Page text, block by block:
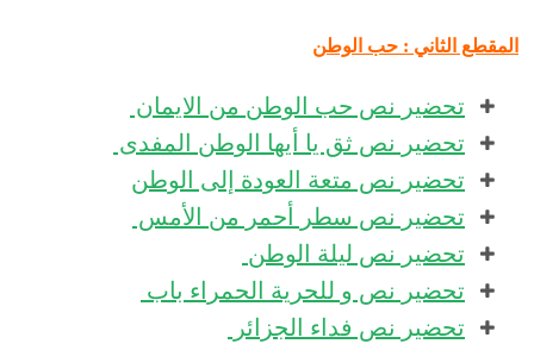
المقطع الثاني : حب الوطن
تحضير نص حب الوطن من الايمان
تحضير نص ثق يا أيها الوطن المفدى
تحضير نص متعة العودة إلى الوطن
تحضير نص سطر أحمر من الأمس
تحضير نص ليلة الوطن
تحضير نص و للحرية الحمراء باب
تحضير نص فداء الجزائر